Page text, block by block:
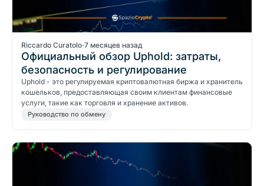
Riccardo Curatolo·7 месяцев назад
Официальный обзор Uphold: затраты,
безопасность и регулирование
Uphold - это регулируемая криптовалютная биржа и хранитель
кошельков, предоставляющая своим клиентам финансовые
услуги, такие как торговля и хранение активов.
Руководство по обмену